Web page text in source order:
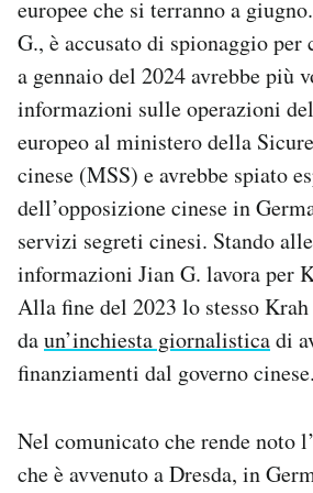
Notifiche mobile
Regala il Post
Hai bisogno di aiuto?
Esci
europee che si terranno a
G., è accusato di spionaggio per
a gennaio del 2024 avrebbe più
informazioni sulle operazioni
europeo al ministero della
cinese (MSS) e avrebbe spiato
dell’opposizione cinese in
servizi segreti cinesi. Stando
informazioni Jian G. lavora per
Alla fine del 2023 lo stesso Krah
daun’inchiesta giornalisticadi
finanziamenti dal governo cinese.
Nel comunicato che rende noto
che è avvenuto a Dresda, in